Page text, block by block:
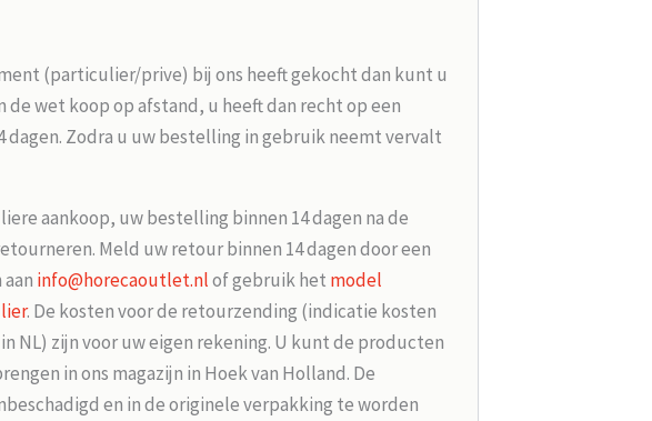
(particulier/prive) bij ons heeft gekocht dan kunt u
de wet koop op afstand, u heeft dan recht op een
dagen. Zodra u uw bestelling in gebruik neemt vervalt
aankoop, uw bestelling binnen 14 dagen na de
Meld uw retour binnen 14 dagen door een
info@horecaoutlet.nlof gebruik het model
. De kosten voor de retourzending (indicatie kosten
NL) zijn voor uw eigen rekening. U kunt de producten
in ons magazijn in Hoek van Holland. De
en in de originele verpakking te worden